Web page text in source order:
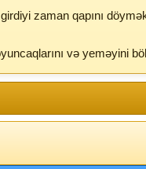
zaman qapını
və yeməyini